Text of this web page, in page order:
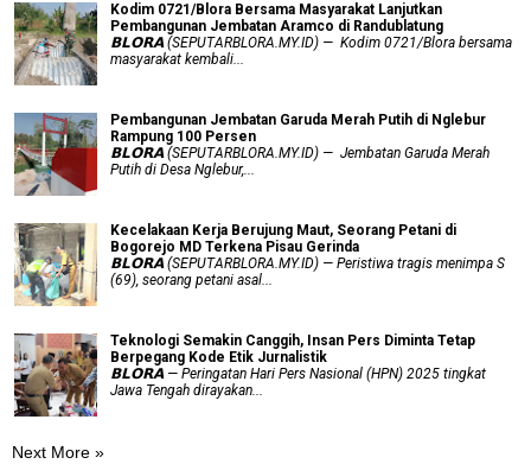
Kodim 0721/Blora Bersama Masyarakat Lanjutkan
Pembangunan Jembatan Aramco di Randublatung
𝗕𝗟𝗢𝗥𝗔 (SEPUTARBLORA.MY.ID) — Kodim 0721/Blora bersama
masyarakat kembali...
Pembangunan Jembatan Garuda Merah Putih di Nglebur
Rampung 100 Persen
𝗕𝗟𝗢𝗥𝗔 (SEPUTARBLORA.MY.ID) — Jembatan Garuda Merah
Putih di Desa Nglebur,...
Kecelakaan Kerja Berujung Maut, Seorang Petani di
Bogorejo MD Terkena Pisau Gerinda
𝗕𝗟𝗢𝗥𝗔 (SEPUTARBLORA.MY.ID) — Peristiwa tragis menimpa S
(69), seorang petani asal...
Teknologi Semakin Canggih, Insan Pers Diminta Tetap
Berpegang Kode Etik Jurnalistik
𝗕𝗟𝗢𝗥𝗔 — Peringatan Hari Pers Nasional (HPN) 2025 tingkat
Jawa Tengah dirayakan...
Next More »